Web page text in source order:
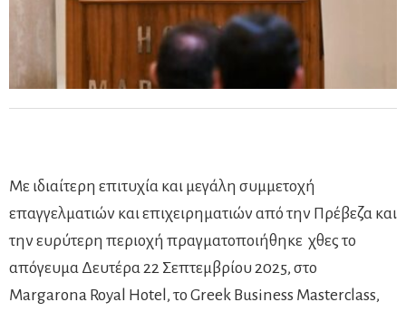
Με ιδιαίτερη επιτυχία και μεγάλη συμμετοχή
επαγγελματιών και επιχειρηματιών από την Πρέβεζα και
την ευρύτερη περιοχή πραγματοποιήθηκε χθες το
απόγευμα Δευτέρα 22 Σεπτεμβρίου 2025, στο
Margarona Royal Hotel, το Greek Business Masterclass,